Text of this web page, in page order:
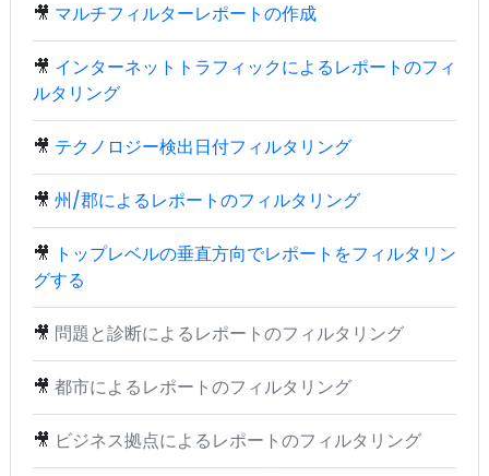
🎥 マルチフィルターレポートの作成
🎥 インターネットトラフィックによるレポートのフィ
ルタリング
🎥 テクノロジー検出日付フィルタリング
🎥 州/郡によるレポートのフィルタリング
🎥 トップレベルの垂直方向でレポートをフィルタリン
グする
🎥 問題と診断によるレポートのフィルタリング
🎥 都市によるレポートのフィルタリング
🎥 ビジネス拠点によるレポートのフィルタリング